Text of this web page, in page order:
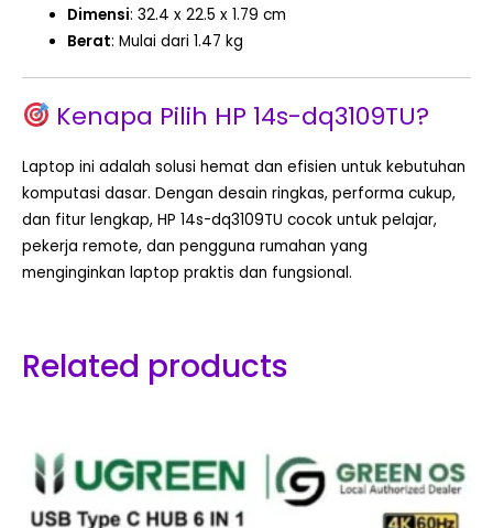
Dimensi: 32.4 x 22.5 x 1.79 cm
Berat: Mulai dari 1.47 kg
Kenapa Pilih HP 14s-dq3109TU?
Laptop ini adalah solusi hemat dan efisien untuk kebutuhan
komputasi dasar. Dengan desain ringkas, performa cukup,
dan fitur lengkap, HP 14s-dq3109TU cocok untuk pelajar,
pekerja remote, dan pengguna rumahan yang
menginginkan laptop praktis dan fungsional.
Related products